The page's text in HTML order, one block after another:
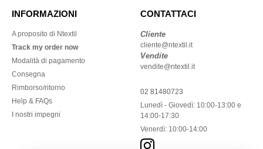
INFORMAZIONI
A proposito di Ntextil
Track my order now
Modalità di pagamento
Consegna
Rimborso/ritorno
Help & FAQs
I nostri impegni
CONTATTACI
Cliente
cliente@ntextil.it
Vendite
vendite@ntextil.it
02 81480723
Lunedì - Giovedì: 10:00-13:00 e
14:00-17:30
Venerdì: 10:00-14:00